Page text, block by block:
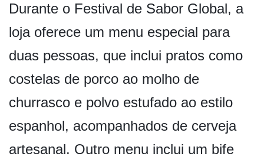
Durante o Festival de Sabor Global, a
loja oferece um menu especial para
duas pessoas, que inclui pratos como
costelas de porco ao molho de
churrasco e polvo estufado ao estilo
espanhol, acompanhados de cerveja
artesanal. Outro menu inclui um bife